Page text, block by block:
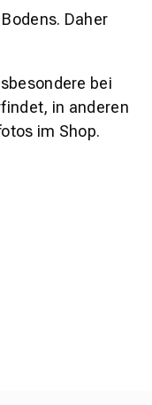
Daher
bei
in anderen
im Shop.